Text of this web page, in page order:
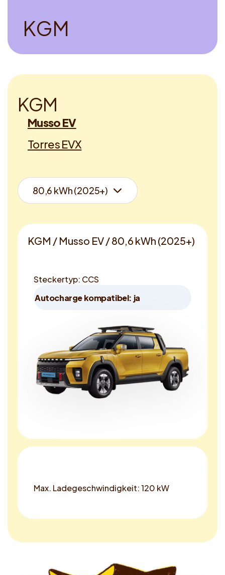
KGM
KGM
Musso EV
Torres EVX
KGM / Musso EV / 80,6 kWh (2025+)
Steckertyp: CCS
Autocharge kompatibel: ja
Max. Ladegeschwindigkeit: 120 kW